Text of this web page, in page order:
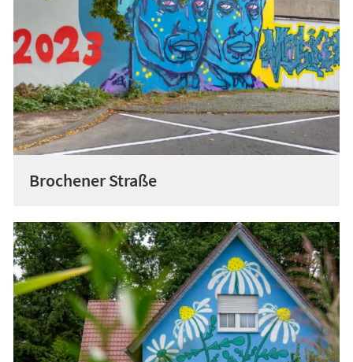
Brochener Straße